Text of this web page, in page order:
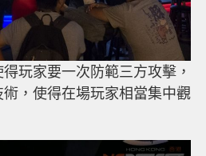
玩家要一次防範三方攻擊，
，使得在場玩家相當集中觀